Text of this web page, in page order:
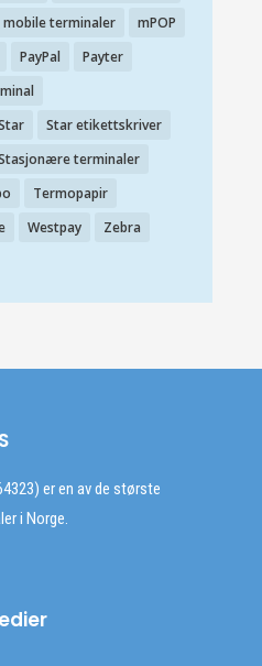
mobile terminaler
mPOP
PayPal
Payter
Star etikettskriver
terminaler
Termopapir
Westpay
Zebra
er en av de største
i Norge.